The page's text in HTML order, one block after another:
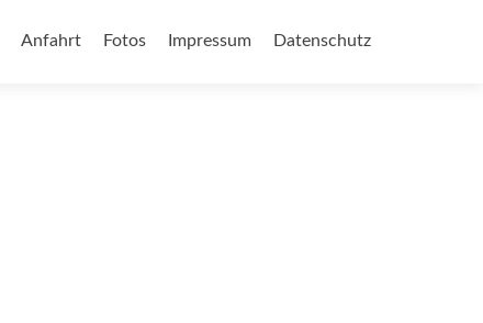
Anfahrt Fotos Impressum Datenschutz